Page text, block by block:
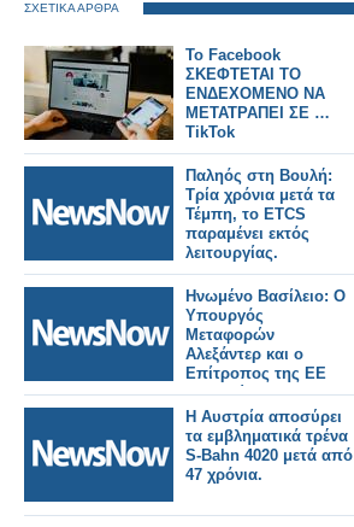
ΣΧΕΤΙΚΑ ΑΡΘΡΑ
Το Facebook
ΣΚΕΦΤΕΤΑΙ ΤΟ
ΕΝΔΕΧΟΜΕΝΟ ΝΑ
ΜΕΤΑΤΡΑΠΕΙ ΣΕ …
TikTok
Παληός στη Βουλή:
Τρία χρόνια μετά τα
Τέμπη, το ETCS
παραμένει εκτός
λειτουργίας.
Ηνωμένο Βασίλειο: Ο
Υπουργός
Μεταφορών
Αλεξάντερ και ο
Επίτροπος της ΕΕ
Τζιτζικώστας, θα
διασφαλίσουν την
ομαλή λειτουργία των
συνοριακών ελέγχων
μέσω του EES.
Η Αυστρία αποσύρει
τα εμβληματικά τρένα
S-Bahn 4020 μετά από
47 χρόνια.